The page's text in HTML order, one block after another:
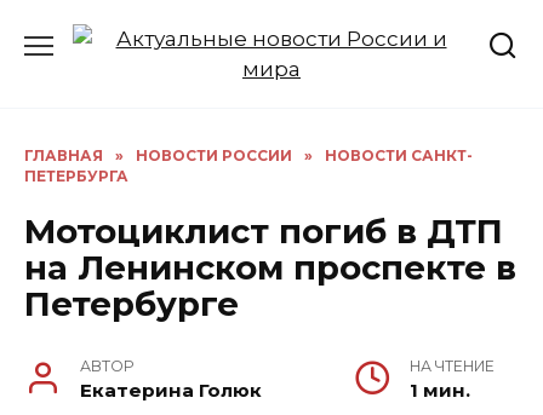
ГЛАВНАЯ » НОВОСТИ РОССИИ »
НОВОСТИ САНКТ-
ПЕТЕРБУРГА
Мотоциклист погиб в ДТП
на Ленинском проспекте в
Петербурге
АВТОР
Екатерина Голюк
НА ЧТЕНИЕ
1 мин.